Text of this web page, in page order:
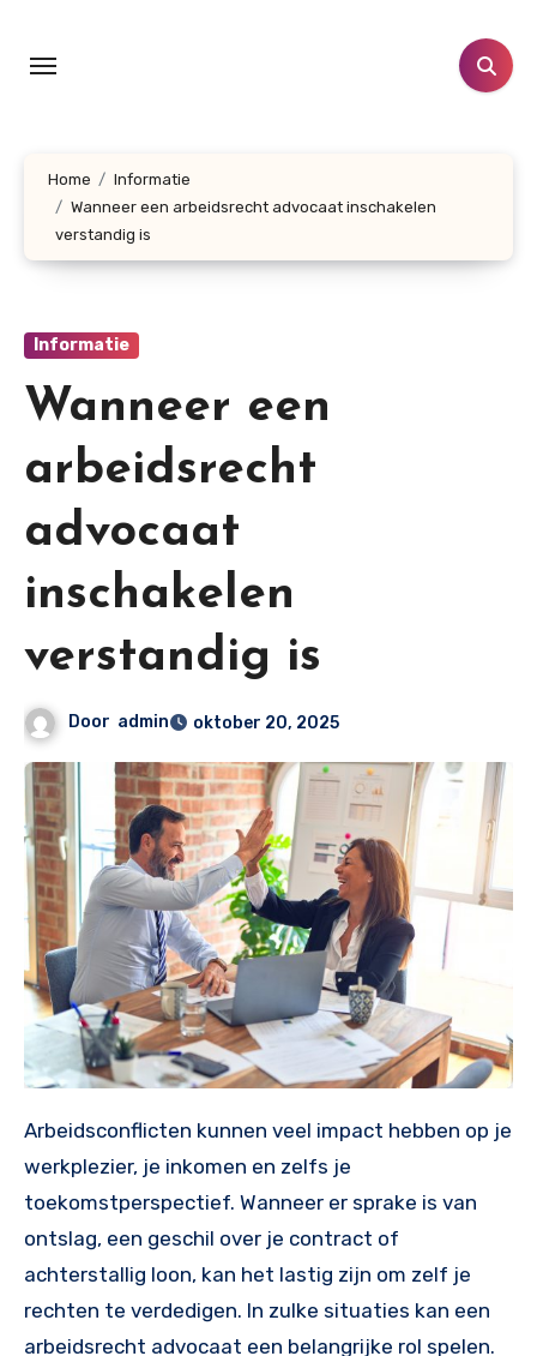
inhoud
Home
Informatie
Wanneer een arbeidsrecht advocaat inschakelen
verstandig is
Informatie
Wanneer een
arbeidsrecht
advocaat
inschakelen
verstandig is
Door admin oktober 20, 2025
Arbeidsconflicten kunnen veel impact hebben op je
werkplezier, je inkomen en zelfs je
toekomstperspectief. Wanneer er sprake is van
ontslag, een geschil over je contract of
achterstallig loon, kan het lastig zijn om zelf je
rechten te verdedigen. In zulke situaties kan een
arbeidsrecht advocaat een belangrijke rol spelen.